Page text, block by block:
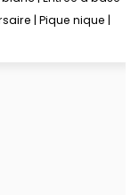
Pique nique